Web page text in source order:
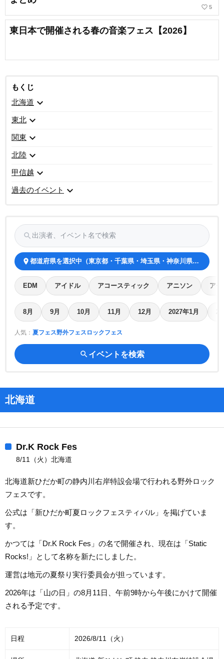
favorite_border 5
東日本で開催される春の音楽フェス【2026】
もくじ
北海道 expand_more
東北 expand_more
関東 expand_more
北陸 expand_more
甲信越 expand_more
過去のイベント expand_more
search 出演者、イベント名で検索
place 都道府県を選択中（東京都・千葉県・埼玉県・神奈川県・茨城
EDM アイドル アコースティック アニソン ア
8月 9月 10月 11月 12月 2027年1月
人気： 夏フェス野外フェス ロックフェス
search イベントを検索
北海道
Dr.K Rock Fes
8/11（火）北海道
北海道新ひだか町の静内川右岸特設会場で行われる野外ロック
フェスです。
公式は「新ひだか町夏ロックフェスティバル」を掲げていま
す。
かつては「Dr.K Rock Fes」の名で開催され、現在は「Static
Rocks!」として名称を新たにしました。
運営は地元の夏祭り実行委員会が担っています。
2026年は「山の日」の8月11日、午前9時から午後にかけて開催
される予定です。
日程 2026/8/11（火）